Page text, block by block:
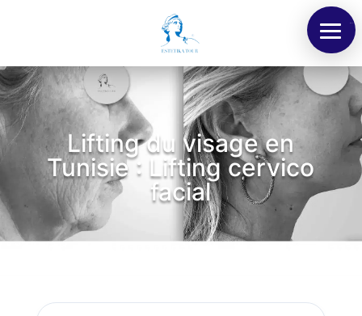
Lifting du visage en
Tunisie : Lifting cervico
facial